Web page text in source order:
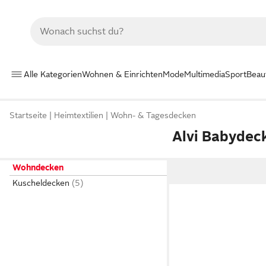
Alle KategorienWohnen & EinrichtenModeMultimediaSport
Startseite Heimtextilien Wohn- & Tagesdecken
Alvi
Wohndecken
Kuscheldecken